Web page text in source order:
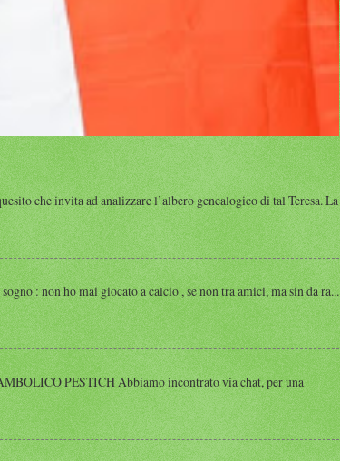
che invita ad analizzare l’albero genealogico di tal Teresa. La
: non ho mai giocato a calcio , se non tra amici, ma sin da ra...
PESTICH Abbiamo incontrato via chat, per una